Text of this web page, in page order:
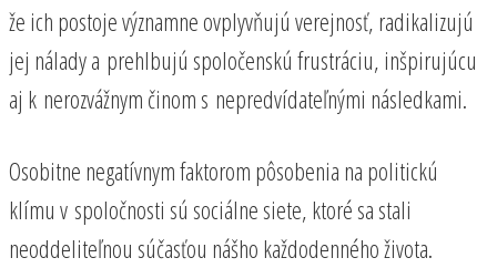
že ich postoje významne ovplyvňujú verejnosť, radikalizujú
jej nálady a prehlbujú spoločenskú frustráciu, inšpirujúcu
aj k nerozvážnym činom s nepredvídateľnými následkami.
Osobitne negatívnym faktorom pôsobenia na politickú
klímu v spoločnosti sú sociálne siete, ktoré sa stali
neoddeliteľnou súčasťou nášho každodenného života.